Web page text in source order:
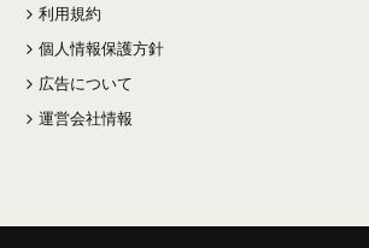
利用規約
個人情報保護方針
広告について
運営会社情報